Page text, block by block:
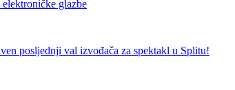
glazbe
posljednji val izvođača za spektakl u Splitu!